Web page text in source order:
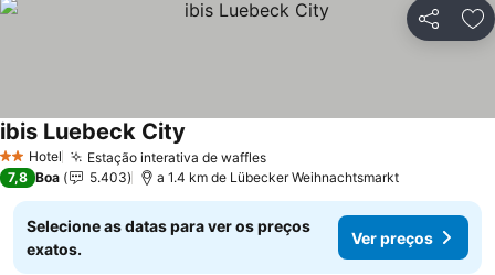
Partilhar
2 Estrelas
Hotel Estação interativa de waffles
ibis Luebeck City
7,8 Boa 5.403 a 1.4 km de Lübecker Weihnachtsmarkt
Selecione as datas para ver os preços
exatos.
Ver preços